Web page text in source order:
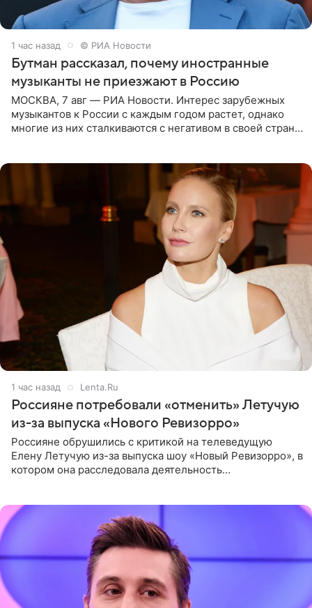
1 час назад © РИА Новости
Бутман рассказал, почему иностранные
музыканты не приезжают в Россию
МОСКВА, 7 авг — РИА Новости. Интерес зарубежных
музыкантов к России с каждым годом растет, однако
многие из них сталкиваются с негативом в своей стране
1 час назад Lenta.Ru
Россияне потребовали «отменить» Летучую
из-за выпуска «Нового Ревизорро»
Россияне обрушились с критикой на телеведущую
Елену Летучую из-за выпуска шоу «Новый Ревизорро», в
котором она расследовала деятельность